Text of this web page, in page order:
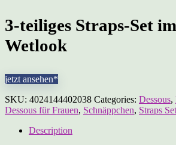
3-teiliges Straps-Set
Wetlook
jetzt ansehen*
SKU: 4024144402038 Categories: Dessous,
Dessous für Frauen, Schnäppchen, Straps
Description